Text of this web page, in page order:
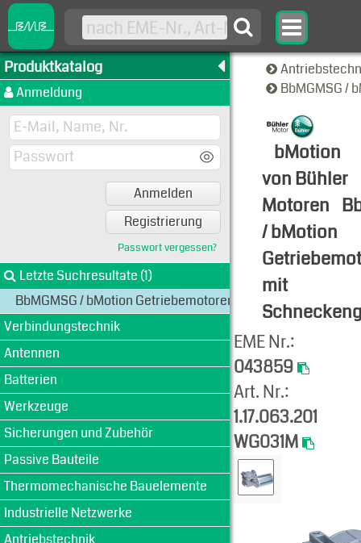
Produktkatalog
Anmeldung
Anmelden
Registrierung
Passwort vergessen?
Letzte Suchresultate (1)
BbMGMSG / bMotion Getriebemotoren mit
Verbindungstechnik
Antennen
Batterien
Werkzeuge
Sicherungen und Zubehör
Passive Bauteile
Thermomechanische Bauelemente
Industrielle Netzwerke
BbMGMSG /
bMotion
von Bühler
Motoren
/ bMotion
mit
Produkt-
EME Nr.:
043859
Art. Nr.:
1.17.063.201
WG031M